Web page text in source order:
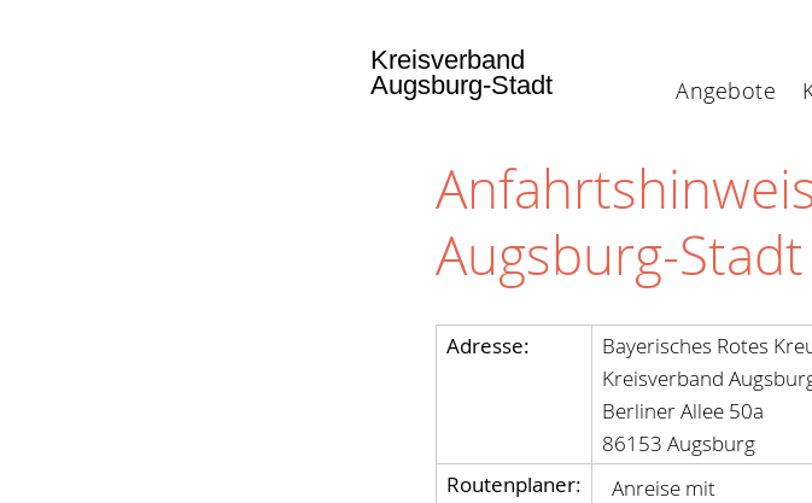
Angebote
Kreisverband
Augsburg-Stadt
Augsburg-Stadt
Adresse:
Bayerisches Rotes
Kreisverband
Berliner Allee 50a
86153 Augsburg
Routenplaner:
Anreise mit